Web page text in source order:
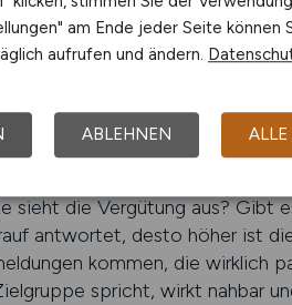
der gewünschten
stattdessen auf konkrete
der Stellenbeschreibung.
Unternehmen bietet,
Wie lange läuft das
die Vergütung aus? Gibt
antwortet, desto höher ist
kommen, die wirklich
spricht, wirkt nahbar
am Ende jeder Seite können
aufrufen und ändern.
ABLEHNEN